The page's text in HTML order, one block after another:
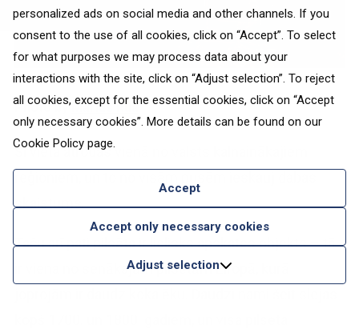
personalized ads on social media and other channels. If you
consent to the use of all cookies, click on “Accept”. To select
for what purposes we may process data about your
interactions with the site, click on “Adjust selection”. To reject
all cookies, except for the essential cookies, click on “Accept
only necessary cookies”. More details can be found on our
Cookie Policy page.
Accept
Accept only necessary cookies
Adjust selection
Photo by Marius Rua
Šī vieta atrodas vienā no valsts kalnainākajiem
skaistums.
Taču arī pati pilsēta ir lielisks apskates objekts – tā
ir viena no senākajām pilsētām Eiropā, kurā